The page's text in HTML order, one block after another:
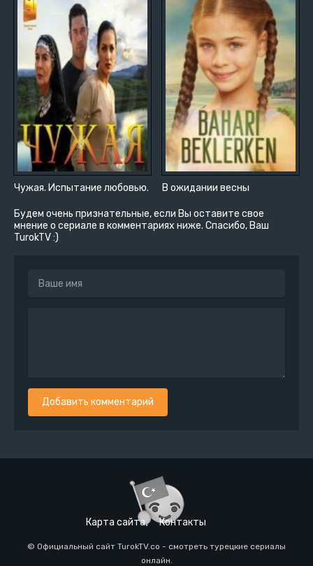
Чужая. Испытание любовью. В ожидании весны
Будем очень признательные, если Вы оставите свое
мнение о сериале в комментариях ниже. Спасибо, Ваш
TurokTV :)
Добавить комментарий
Карта сайта Контакты
© Официальный сайт TurokTV.co - смотреть турецкие сериалы
онлайн.